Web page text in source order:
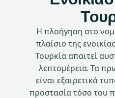
Η πλοήγηση στο
πλαίσιο της
Τουρκία απαιτεί
λεπτομέρεια. Τα
είναι εξαιρετικά
προστασία τόσο του